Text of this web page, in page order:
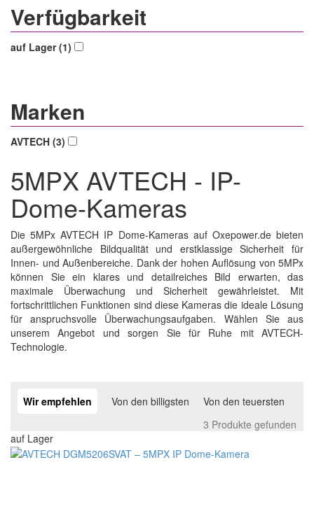
Verfügbarkeit
auf Lager (1)
Marken
AVTECH (3)
5MPX AVTECH - IP-
Dome-Kameras
Die 5MPx AVTECH IP Dome-Kameras auf Oxepower.de bieten
außergewöhnliche Bildqualität und erstklassige Sicherheit für
Innen- und Außenbereiche. Dank der hohen Auflösung von 5MPx
können Sie ein klares und detailreiches Bild erwarten, das
maximale Überwachung und Sicherheit gewährleistet. Mit
fortschrittlichen Funktionen sind diese Kameras die ideale Lösung
für anspruchsvolle Überwachungsaufgaben. Wählen Sie aus
unserem Angebot und sorgen Sie für Ruhe mit AVTECH-
Technologie.
Wir empfehlen Von den billigsten
Von den teuersten
3 Produkte gefunden
auf Lager